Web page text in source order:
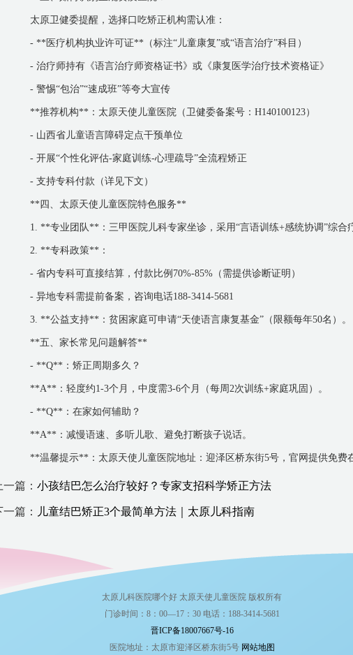
太原卫健委提醒，选择口吃矫正机构需认准：
- **医疗机构执业许可证**（标注“儿童康复”或“语言治疗”科目）
- 治疗师持有《语言治疗师资格证书》或《康复医学治疗技术资格证》
- 警惕“包治”“速成班”等夸大宣传
**推荐机构**：太原天使儿童医院（卫健委备案号：H140100123）
- 山西省儿童语言障碍定点干预单位
- 开展“个性化评估-家庭训练-心理疏导”全流程矫正
- 支持专科付款（详见下文）
**四、太原天使儿童医院特色服务**
1. **专业团队**：三甲医院儿科专家坐诊，采用“言语训练+感统协调”综合
2. **专科政策**：
- 省内专科可直接结算，付款比例70%-85%（需提供诊断证明）
- 异地专科需提前备案，咨询电话188-3414-5681
3. **公益支持**：贫困家庭可申请“天使语言康复基金”（限额每年50名）。
**五、家长常见问题解答**
- **Q**：矫正周期多久？
**A**：轻度约1-3个月，中度需3-6个月（每周2次训练+家庭巩固）。
- **Q**：在家如何辅助？
**A**：减慢语速、多听儿歌、避免打断孩子说话。
**温馨提示**：太原天使儿童医院地址：迎泽区桥东街5号，官网提供免
一篇： 小孩结巴怎么治疗较好？专家支招科学矫正方法
一篇： 儿童结巴矫正3个最简单方法｜太原儿科指南
太原儿科医院哪个好 太原天使儿童医院 版权所有
门诊时间：8：00—17：30 电话：188-3414-5681
晋ICP备18007667号-16
医院地址：太原市迎泽区桥东街5号 网站地图